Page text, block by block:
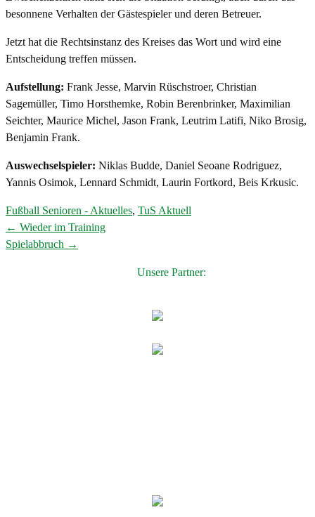
besonnene Verhalten der Gästespieler und deren Betreuer.
Jetzt hat die Rechtsinstanz des Kreises das Wort und wird eine
Entscheidung treffen müssen.
Aufstellung: Frank Jesse, Marvin Rüschstroer, Christian
Sagemüller, Timo Horsthemke, Robin Berenbrinker, Maximilian
Seichter, Maurice Michel, Jason Frank, Leutrim Latifi, Niko Brosig,
Benjamin Frank.
Auswechselspieler: Niklas Budde, Daniel Seoane Rodriguez,
Yannis Osimok, Lennard Schmidt, Laurin Fortkord, Beis Krkusic.
Fußball Senioren - Aktuelles, TuS Aktuell
Post
navigation
← Wieder im Training
Spielabbruch →
Unsere Partner: